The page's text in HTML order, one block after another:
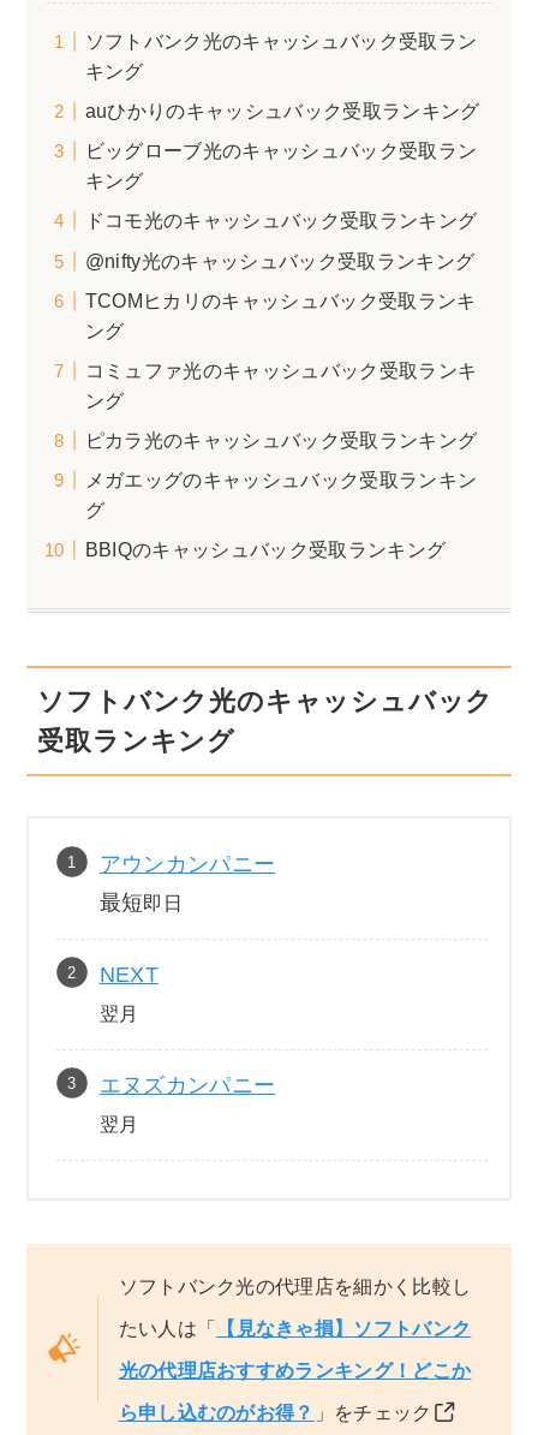
ソフトバンク光のキャッシュバック受取ラン
キング
auひかりのキャッシュバック受取ランキング
ビッグローブ光のキャッシュバック受取ラン
キング
ドコモ光のキャッシュバック受取ランキング
@nifty光のキャッシュバック受取ランキング
TCOMヒカリのキャッシュバック受取ランキ
ング
コミュファ光のキャッシュバック受取ランキ
ング
ピカラ光のキャッシュバック受取ランキング
メガエッグのキャッシュバック受取ランキン
グ
BBIQのキャッシュバック受取ランキング
ソフトバンク光のキャッシュバック
受取ランキング
アウンカンパニー
最短即日
NEXT
翌月
エヌズカンパニー
翌月
ソフトバンク光の代理店を細かく比較し
たい人は「 【見なきゃ損】ソフトバンク
光の代理店おすすめランキング！どこか
ら申し込むのがお得？ 」をチェック